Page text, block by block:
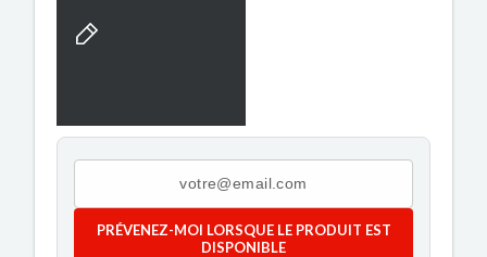
PRÉVENEZ-MOI LORSQUE LE PRODUIT EST
DISPONIBLE